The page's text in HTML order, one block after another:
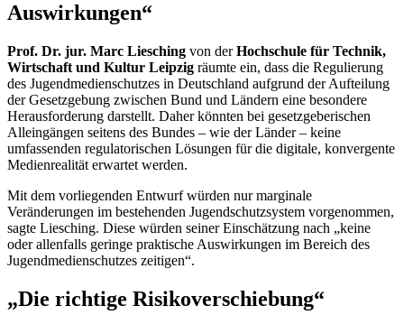
Auswirkungen“
Prof. Dr. jur. Marc Liesching von derHochschule für Technik,
Wirtschaft und Kultur Leipzig räumte ein, dass die Regulierung
des Jugendmedienschutzes in Deutschland aufgrund der Aufteilung
der Gesetzgebung zwischen Bund und Ländern eine besondere
Herausforderung darstellt. Daher könnten bei gesetzgeberischen
Alleingängen seitens des Bundes – wie der Länder – keine
umfassenden regulatorischen Lösungen für die digitale, konvergente
Medienrealität erwartet werden.
Mit dem vorliegenden Entwurf würden nur marginale
Veränderungen im bestehenden Jugendschutzsystem vorgenommen,
sagte Liesching. Diese würden seiner Einschätzung nach „keine
oder allenfalls geringe praktische Auswirkungen im Bereich des
Jugendmedienschutzes zeitigen“.
„Die richtige Risikoverschiebung“